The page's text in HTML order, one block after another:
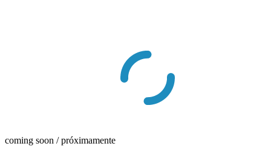
coming soon / próximamente